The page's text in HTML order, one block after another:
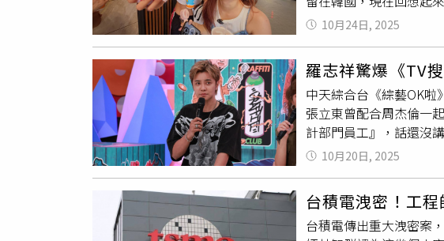
之相關情形，如有不當情事，將依相關規範
酒。
含蔡晉財等涉案對象聲
當情事，相關偵查程序
衝撞花店、招待所疑似
方檢察署檢察官指揮偵
長與黃美蘭宴飲部分，
項，會與地方民意代表
事，你氣的是他把這件
轟車禍現場！台女星
弟媳入靈堂． 遭控寺廟
咪蕾從未正式學過中文
說：「我還上網查台
成爸爸熱愛旅遊的遺
獨自一人在台灣打拼，
下去的話，就回韓國上
Sunny一同遊台灣，規
韓國餐廳吃牛排通常份
在韓國餐廳至少要十萬
義務役僅四個月、周
台灣的軍旅生活。
10月24日, 2025
羅志祥驚爆《TV
中天綜合台《綜藝OK
張立東曾配合周杰倫一
計部門員工』，話還沒
哥要重新出道，他以前
真的以為我是方順吉
計草稿出來了，你要
納豆剛交往時，瞞了身
花，隔了幾個月後就連
10月20日, 2025
台積電洩密！工
台積電傳出重大洩密案